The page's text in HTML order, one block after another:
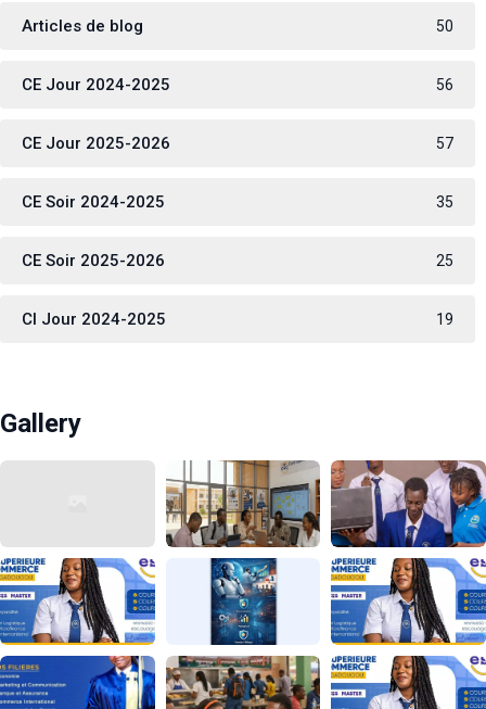
Articles de blog 50
CE Jour 2024-2025 56
CE Jour 2025-2026 57
CE Soir 2024-2025 35
CE Soir 2025-2026 25
CI Jour 2024-2025 19
Gallery